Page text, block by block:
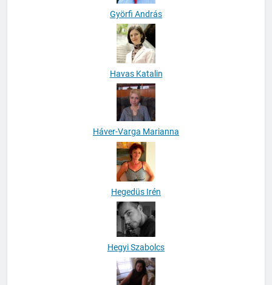
Györfi András
Havas Katalin
Háver-Varga Marianna
Hegedüs Irén
Hegyi Szabolcs